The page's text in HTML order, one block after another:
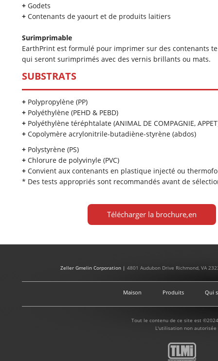
+ Godets
+ Contenants de yaourt et de produits laitiers
Surimprimable
EarthPrint est formulé pour imprimer sur des contenants
qui seront surimprimés avec des vernis brillants ou mats.
SUBSTRATS
+ Polypropylène (PP)
+ Polyéthylène (PEHD & PEBD)
+ Polyéthylène téréphtalate (ANIMAL DE COMPAGNIE,
+ Copolymère acrylonitrile-butadiène-styrène (abdos)
+ Polystyrène (PS)
+ Chlorure de polyvinyle (PVC)
+ Convient aux contenants en plastique injecté ou
* Des tests appropriés sont recommandés avant de
Télécharger la brochure,en
Zeller Gmelin Corporation | 4801 Audubon Drive Richmond, VA
Maison Produits Qui
Tout le contenu de ce site est
L'utilisation non